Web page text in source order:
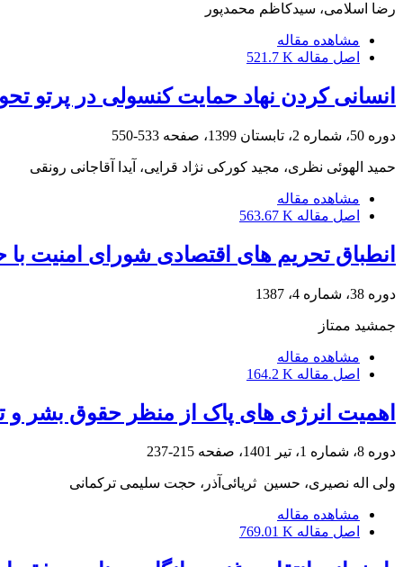
رضا اسلامی، سیدکاظم محمدپور
مشاهده مقاله
اصل مقاله 521.7 K
انسانی کردن نهاد حمایت کنسولی در پرتو تحولات حقوق
دوره 50، شماره 2، تابستان 1399، صفحه 533-550
حمید الهوئی نظری، مجید کورکی نژاد قرایی، آیدا آقاجانی رونقی
مشاهده مقاله
اصل مقاله 563.67 K
انطباق تحریم های اقتصادی شورای امنیت
دوره 38، شماره 4، 1387
جمشید ممتاز
مشاهده مقاله
اصل مقاله 164.2 K
اهمیت انرژی های پاک از منظر حقوق بشر و
دوره 8، شماره 1، تیر 1401، صفحه 215-237
ولی اله نصیری، حسین ‏ ثریائی‌آذر، حجت سلیمی ترکمانی
مشاهده مقاله
اصل مقاله 769.01 K